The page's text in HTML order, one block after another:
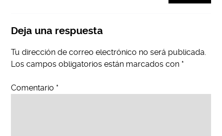
Deja una respuesta
Tu dirección de correo electrónico no será publicada.
Los campos obligatorios están marcados con *
Comentario *